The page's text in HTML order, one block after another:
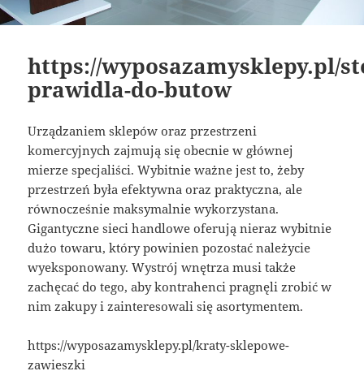
https://wyposazamysklepy.pl/
prawidla-do-butow
Urządzaniem sklepów oraz przestrzeni
komercyjnych zajmują się obecnie w głównej
mierze specjaliści. Wybitnie ważne jest to, żeby
przestrzeń była efektywna oraz praktyczna, ale
równocześnie maksymalnie wykorzystana.
Gigantyczne sieci handlowe oferują nieraz wybitnie
dużo towaru, który powinien pozostać należycie
wyeksponowany. Wystrój wnętrza musi także
zachęcać do tego, aby kontrahenci pragnęli zrobić w
nim zakupy i zainteresowali się asortymentem.
https://wyposazamysklepy.pl/kraty-sklepowe-
zawieszki